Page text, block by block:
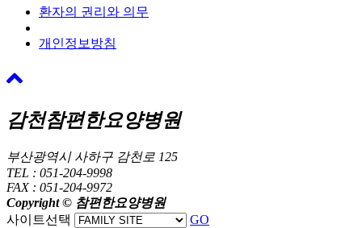
환자의 권리와 의무
개인정보방침
감천참편한요양병원
부산광역시 사하구 감천로 125
TEL : 051-204-9998
FAX : 051-204-9972
Copyright © 참편한요양병원
사이트선택
GO